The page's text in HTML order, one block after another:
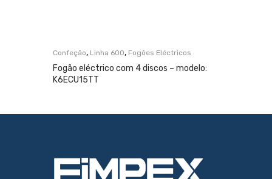
Confeção, Linha 600, Fogões Eléctricos
Fogão eléctrico com 4 discos – modelo:
K6ECU15TT